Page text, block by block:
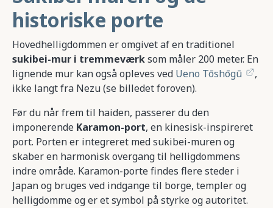
historiske porte
Hovedhelligdommen er omgivet af en traditionel
sukibei-mur i tremmeværksom måler 200 meter. En
lignende mur kan også opleves ved Ueno Tōshōgū
,
ikke langt fra Nezu (se billedet foroven).
Før du når frem til haiden, passerer du den
imponerende Karamon-port, en kinesisk-inspireret
port. Porten er integreret med sukibei-muren og
skaber en harmonisk overgang til helligdommens
indre område. Karamon-porte findes flere steder i
Japan og bruges ved indgange til borge, templer og
helligdomme og er et symbol på styrke og autoritet.